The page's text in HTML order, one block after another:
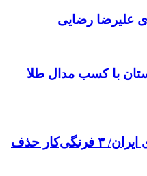
علیرضا رضایی
با کسب مدال طلا
شانس یک مدال طلا برای ایران/ ۳ فرنگی‌کار حذف